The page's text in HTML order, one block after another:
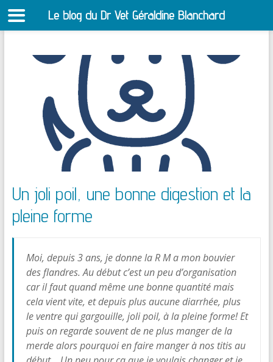
contenu
Un joli poil, une bonne digestion et la
pleine forme
Moi, depuis 3 ans, je donne la R M a mon bouvier
des flandres. Au début c’est un peu d’organisation
car il faut quand même une bonne quantité mais
cela vient vite, et depuis plus aucune diarrhée, plus
le ventre qui gargouille, joli poil, à la pleine forme! Et
puis on regarde souvent de ne plus manger de la
merde alors pourquoi en faire manger à nos titis au
Le blog du Dr Vet Géraldine Blanchard